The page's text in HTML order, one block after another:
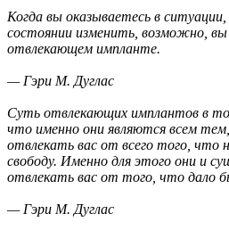
Когда вы оказываетесь в
состоянии изменить, возможно, вы
отвлекающем импланте.
— Гэри М. Дуглас
Суть отвлекающих имплантов в
что именно они являются всем
отвлекать вас от всего того, что
свободу. Именно для этого они и
отвлекать вас от того, что дало
— Гэри М. Дуглас